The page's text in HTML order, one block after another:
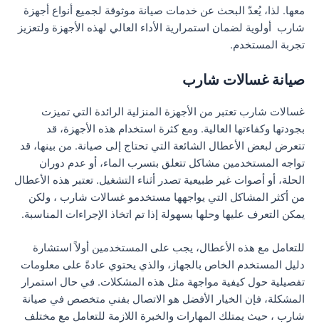
معها. لذا، يُعدّ البحث عن خدمات صيانة موثوقة لجميع أنواع أجهزة
شارب أولوية لضمان استمرارية الأداء العالي لهذه الأجهزة ولتعزيز
تجربة المستخدم.
صيانة غسالات شارب
غسالات شارب تعتبر من الأجهزة المنزلية الرائدة التي تميزت
بجودتها وكفاءتها العالية. ومع كثرة استخدام هذه الأجهزة، قد
تتعرض لبعض الأعطال الشائعة التي تحتاج إلى صيانة. من بينها، قد
تواجه المستخدمين مشاكل تتعلق بتسرب الماء، أو عدم دوران
الحلة، أو أصوات غير طبيعية تصدر أثناء التشغيل. تعتبر هذه الأعطال
من أكثر المشاكل التي يواجهها مستخدمو غسالات شارب ، ولكن
يمكن التعرف عليها وحلها بسهولة إذا تم اتخاذ الإجراءات المناسبة.
للتعامل مع هذه الأعطال، يجب على المستخدمين أولاً استشارة
دليل المستخدم الخاص بالجهاز، والذي يحتوي عادةً على معلومات
تفصيلية حول كيفية مواجهة مثل هذه المشكلات. في حال استمرار
المشكلة، فإن الخيار الأفضل هو الاتصال بفني متخصص في صيانة
شارب ، حيث يمتلك المهارات والخبرة اللازمة للتعامل مع مختلف